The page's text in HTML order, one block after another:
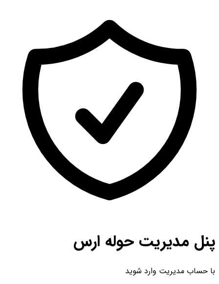
پنل مدیریت حوله ارس
با حساب مدیریت وارد شوید